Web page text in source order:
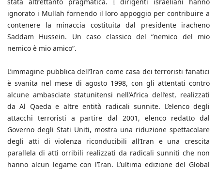
stata altrettanto pragmatica. I dirigenti israeliani hanno
ignorato i Mullah fornendo il loro appoggio per contribuire a
contenere la minaccia costituita dal presidente iracheno
Saddam Hussein. Un caso classico del “nemico del mio
nemico è mio amico”.
L’immagine pubblica dell’Iran come casa dei terroristi fanatici
è svanita nel mese di agosto 1998, con gli attentati contro
alcune ambasciate statunitensi nell’Africa dell’est, realizzati
da Al Qaeda e altre entità radicali sunnite. L’elenco degli
attacchi terroristi a partire dal 2001, elenco redatto dal
Governo degli Stati Uniti, mostra una riduzione spettacolare
degli atti di violenza riconducibili all’Iran e una crescita
parallela di atti orribili realizzati da radicali sunniti che non
hanno alcun legame con l’Iran. L’ultima edizione del Global